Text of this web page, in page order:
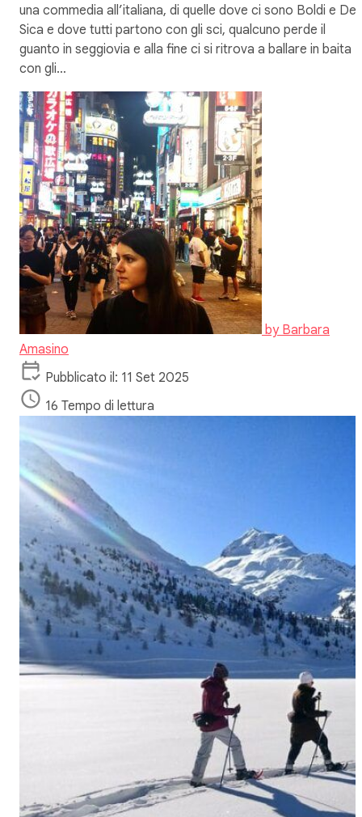
una commedia all’italiana, di quelle dove ci sono Boldi e De
Sica e dove tutti partono con gli sci, qualcuno perde il
guanto in seggiovia e alla fine ci si ritrova a ballare in baita
con gli…
by Barbara
Amasino
Pubblicato il: 11 Set 2025
16 Tempo di lettura